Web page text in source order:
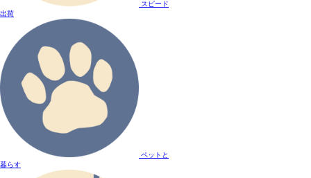
スピード
出荷
ペットと
暮らす